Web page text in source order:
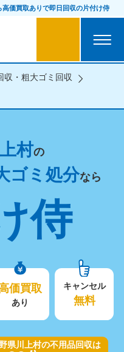
高価買取ありで即日回収の片付け侍
収・粗大ゴミ回収
村の
ゴミ処分なら
侍
価買取
あり
キャンセル
無料
県川上村の不用品回収は